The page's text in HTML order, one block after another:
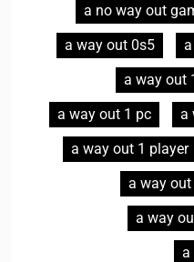
a no way out
a way out 0s5
a way out
a
a way out 1 pc
a way out 1 player
a way out
a way
a